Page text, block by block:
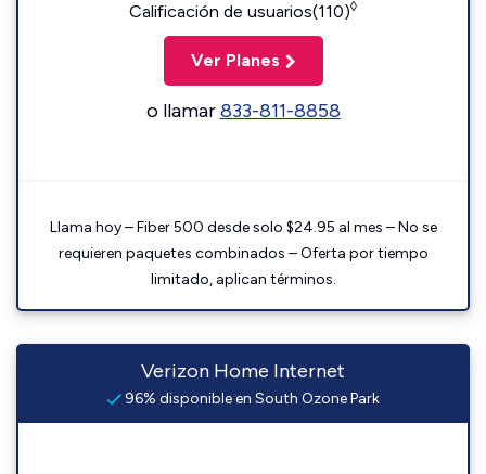
Calificación de usuarios(110)◊
Ver Planes
o llamar833-811-8858
Llama hoy – Fiber 500 desde solo $24.95 al mes – No se
requieren paquetes combinados – Oferta por tiempo
limitado, aplican términos.
Verizon Home Internet
96% disponible en South Ozone Park